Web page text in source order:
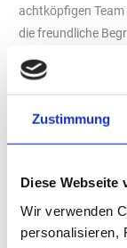
Zustimmung
Diese Webseite
Wir verwenden
personalisieren,
achtköpfigen
die freundliche
aufmerksame
spezielle
und zu welcher
Unterschiede, wie
die Bauarbeiter.
dann alles immer
eher Menschen mit
kommen die